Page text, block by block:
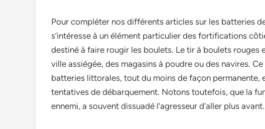
Pour compléter nos différents articles sur les batteries
s’intéresse à un élément particulier des fortifications
destiné à faire rougir les boulets. Le tir à boulets rouges
ville assiégée, des magasins à poudre ou des navires.
batteries littorales, tout du moins de façon
tentatives de débarquement. Notons toutefois, que la
ennemi, a souvent dissuadé l’agresseur d’aller plus avant.